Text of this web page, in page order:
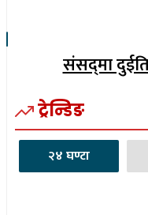
संसद्‌मा
ट्रेन्डिङ
२४ घण्टा